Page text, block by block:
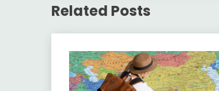
Related Posts